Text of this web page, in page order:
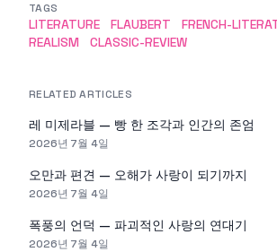
TAGS
LITERATURE FLAUBERT
FRENCH-
REALISM
CLASSIC-REVIEW
RELATED ARTICLES
레 미제라블 — 빵 한 조각과 인간의 존엄
2026년 7월 4일
오만과 편견 — 오해가 사랑이 되기까지
2026년 7월 4일
폭풍의 언덕 — 파괴적인 사랑의 연대기
2026년 7월 4일